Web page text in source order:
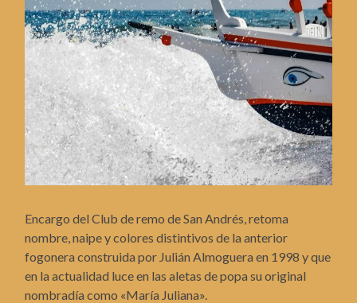
Encargo del Club de remo de San Andrés, retoma
nombre, naipe y colores distintivos de la anterior
fogonera construida por Julián Almoguera en 1998 y que
en la actualidad luce en las aletas de popa su original
nombradía como «María Juliana».